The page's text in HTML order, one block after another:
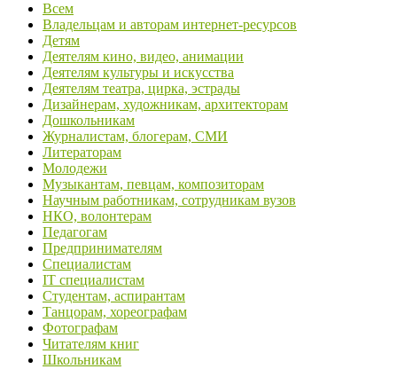
Всем
Владельцам и авторам интернет-ресурсов
Детям
Деятелям кино, видео, анимации
Деятелям культуры и искусства
Деятелям театра, цирка, эстрады
Дизайнерам, художникам, архитекторам
Дошкольникам
Журналистам, блогерам, СМИ
Литераторам
Молодежи
Музыкантам, певцам, композиторам
Научным работникам, сотрудникам вузов
НКО, волонтерам
Педагогам
Предпринимателям
Специалистам
IT специалистам
Студентам, аспирантам
Танцорам, хореографам
Фотографам
Читателям книг
Школьникам